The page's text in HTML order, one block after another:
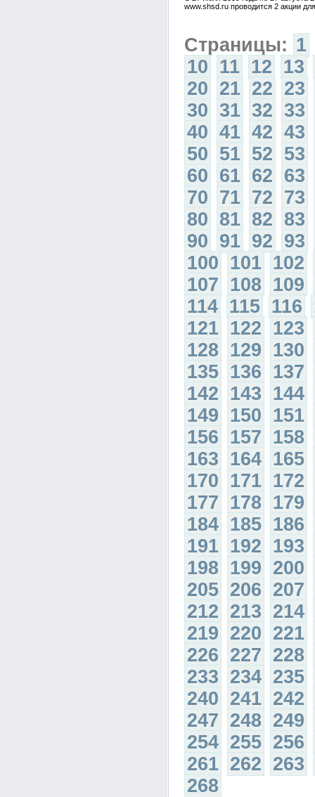
www.shsd.ru проводится 2 акции
Страницы: 1
10 11 12 13
20 21 22 23
30 31 32 33
40 41 42 43
50 51 52 53
60 61 62 63
70 71 72 73
80 81 82 83
90 91 92 93
100 101 102
107 108 109
114 115 116
121 122 123
128 129 130
135 136 137
142 143 144
149 150 151
156 157 158
163 164 165
170 171 172
177 178 179
184 185 186
191 192 193
198 199 200
205 206 207
212 213 214
219 220 221
226 227 228
233 234 235
240 241 242
247 248 249
254 255 256
261 262 263
268